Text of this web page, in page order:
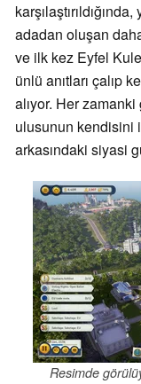
adadan oluşan
ve ilk kez Eyfel
ünlü anıtları çalıp
alıyor. Her
ulusunun kendisini
arkasındaki siyasi
Resimde